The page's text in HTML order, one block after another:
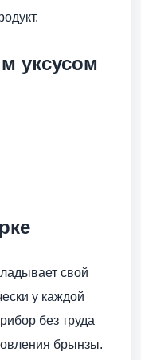
уксусом
свой
у каждой
без труда
брынзы.